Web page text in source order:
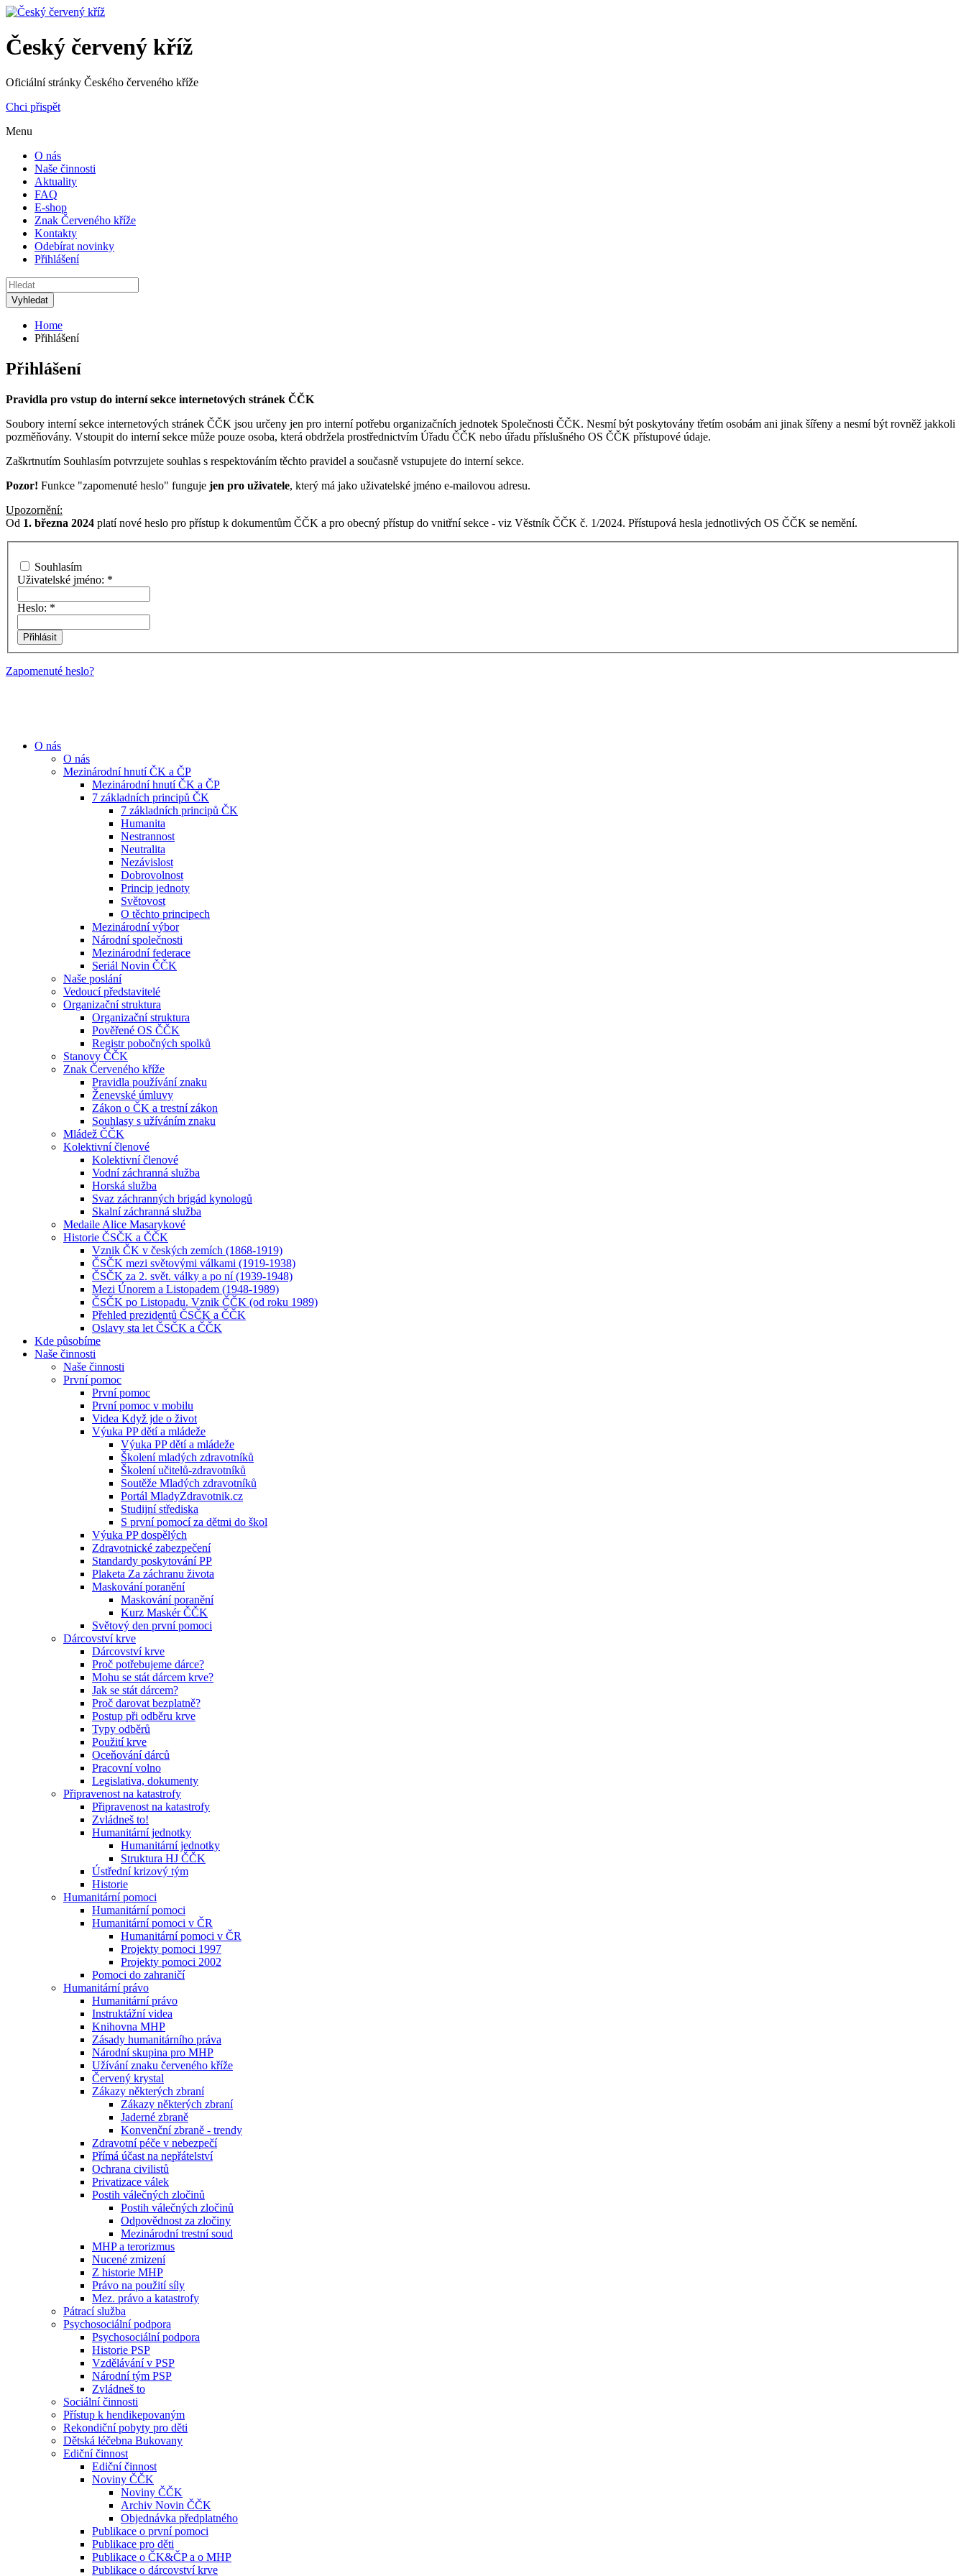
Český červený kříž
Oficiální stránky Českého červeného kříže
Chci přispět
Menu
O nás
Naše činnosti
Aktuality
FAQ
E-shop
Znak Červeného kříže
Kontakty
Odebírat novinky
Přihlášení
Home
Přihlášení
Přihlášení
Pravidla pro vstup do interní sekce internetových stránek ČČK
Soubory interní sekce internetových stránek ČČK jsou určeny jen pro interní potřebu organizačních jednotek Společnosti ČČK. Nesmí být poskytovány třetím osobám ani jinak šířeny a nesmí být rovněž jakkoli
pozměňovány. Vstoupit do interní sekce může pouze osoba, která obdržela prostřednictvím Úřadu ČČK nebo úřadu příslušného OS ČČK přístupové údaje.
Zaškrtnutím Souhlasím potvrzujete souhlas s respektováním těchto pravidel a současně vstupujete do interní sekce.
Pozor! Funkce "zapomenuté heslo" funguje jen pro uživatele, který má jako uživatelské jméno e-mailovou adresu.
Upozornění:
Od 1. března 2024 platí nové heslo pro přístup k dokumentům ČČK a pro obecný přístup do vnitřní sekce - viz Věstník ČČK č. 1/2024. Přístupová hesla jednotlivých OS ČČK se nemění.
Souhlasím
Uživatelské jméno: *
Heslo: *
Zapomenuté heslo?
O nás
O nás
Mezinárodní hnutí ČK a ČP
Mezinárodní hnutí ČK a ČP
7 základních principů ČK
7 základních principů ČK
Humanita
Nestrannost
Neutralita
Nezávislost
Dobrovolnost
Princip jednoty
Světovost
O těchto principech
Mezinárodní výbor
Národní společnosti
Mezinárodní federace
Seriál Novin ČČK
Naše poslání
Vedoucí představitelé
Organizační struktura
Organizační struktura
Pověřené OS ČČK
Registr pobočných spolků
Stanovy ČČK
Znak Červeného kříže
Pravidla používání znaku
Ženevské úmluvy
Zákon o ČK a trestní zákon
Souhlasy s užíváním znaku
Mládež ČČK
Kolektivní členové
Kolektivní členové
Vodní záchranná služba
Horská služba
Svaz záchranných brigád kynologů
Skalní záchranná služba
Medaile Alice Masarykové
Historie ČSČK a ČČK
Vznik ČK v českých zemích (1868-1919)
ČSČK mezi světovými válkami (1919-1938)
ČSČK za 2. svět. války a po ní (1939-1948)
Mezi Únorem a Listopadem (1948-1989)
ČSČK po Listopadu. Vznik ČČK (od roku 1989)
Přehled prezidentů ČSČK a ČČK
Oslavy sta let ČSČK a ČČK
Kde působíme
Naše činnosti
Naše činnosti
První pomoc
První pomoc
První pomoc v mobilu
Videa Když jde o život
Výuka PP dětí a mládeže
Výuka PP dětí a mládeže
Školení mladých zdravotníků
Školení učitelů-zdravotníků
Soutěže Mladých zdravotníků
Portál MladyZdravotnik.cz
Studijní střediska
S první pomocí za dětmi do škol
Výuka PP dospělých
Zdravotnické zabezpečení
Standardy poskytování PP
Plaketa Za záchranu života
Maskování poranění
Maskování poranění
Kurz Maskér ČČK
Světový den první pomoci
Dárcovství krve
Dárcovství krve
Proč potřebujeme dárce?
Mohu se stát dárcem krve?
Jak se stát dárcem?
Proč darovat bezplatně?
Postup při odběru krve
Typy odběrů
Použití krve
Oceňování dárců
Pracovní volno
Legislativa, dokumenty
Připravenost na katastrofy
Připravenost na katastrofy
Zvládneš to!
Humanitární jednotky
Humanitární jednotky
Struktura HJ ČČK
Ústřední krizový tým
Historie
Humanitární pomoci
Humanitární pomoci
Humanitární pomoci v ČR
Humanitární pomoci v ČR
Projekty pomoci 1997
Projekty pomoci 2002
Pomoci do zahraničí
Humanitární právo
Humanitární právo
Instruktážní videa
Knihovna MHP
Zásady humanitárního práva
Národní skupina pro MHP
Užívání znaku červeného kříže
Červený krystal
Zákazy některých zbraní
Zákazy některých zbraní
Jaderné zbraně
Konvenční zbraně - trendy
Zdravotní péče v nebezpečí
Přímá účast na nepřátelství
Ochrana civilistů
Privatizace válek
Postih válečných zločinů
Postih válečných zločinů
Odpovědnost za zločiny
Mezinárodní trestní soud
MHP a terorizmus
Nucené zmizení
Z historie MHP
Právo na použití síly
Mez. právo a katastrofy
Pátrací služba
Psychosociální podpora
Psychosociální podpora
Historie PSP
Vzdělávání v PSP
Národní tým PSP
Zvládneš to
Sociální činnosti
Přístup k hendikepovaným
Rekondiční pobyty pro děti
Dětská léčebna Bukovany
Ediční činnost
Ediční činnost
Noviny ČČK
Noviny ČČK
Archiv Novin ČČK
Objednávka předplatného
Publikace o první pomoci
Publikace pro děti
Publikace o ČK&ČP a o MHP
Publikace o dárcovství krve